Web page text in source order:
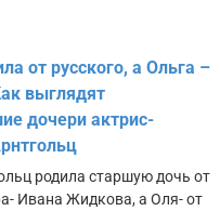
от русского, а Ольга –
выглядят
дочери актрис-
родила старшую дочь от
Ивана Жидкова, а Оля- от